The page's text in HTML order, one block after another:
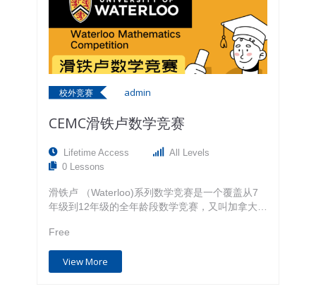
11-12年级…
校外竞赛 admin
CEMC滑铁卢数学竞赛
Lifetime Access
All Levels
0 Lessons
滑铁卢 （Waterloo)系列数学竞赛是一个覆盖从7
年级到12年级的全年龄段数学竞赛，又叫加拿大数
加拿大的官方数学竞赛。该项竞赛从1963年起，
至今已经有57年历年，由设立于Waterloo大学数学
系的加拿大数学与计算机中心(CEMC)举办，通常
也被称为Waterloo数学竞赛。 滑铁卢大学始建于
Free
View More